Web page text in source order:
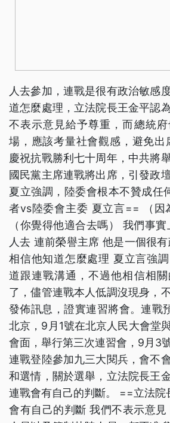
人去參加，連戰是很有政治敏感
道怎麼處理，立法院長王金平認
不表示意見給予尊重，而總統
場，應該考量社會觀感，避免出
慶祝抗戰勝利七十周年，中共將
國民黨主席連戰將出席，引發政
夏立強調，陸委會根本不贊成任
者vs陸委會主委 夏立言== （因
（你覺得他適合去嗎） 我們事
人去 連前榮譽主席 他是一個很
相信他知道怎麼處理 夏立言強
道跟連戰溝通，不過他相信相
了，儘管連戰本人低調沒現身，
發佈訊息，證實連習將會。連戰
北京，9月1號在北京人民大會堂
會面，舉行第三次連習會，9月3
連戰登陸參加九三大閱兵，會不
和選情，關於選舉，立法院長王
連戰會有自己的判斷。 ==立法院
會有自己的判斷 我們不表示意